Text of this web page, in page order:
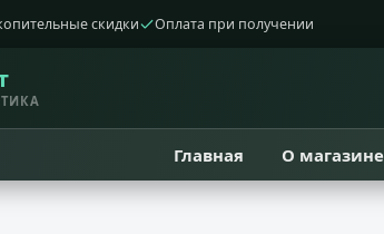
скидки Оплата при получении
Главная О магазине